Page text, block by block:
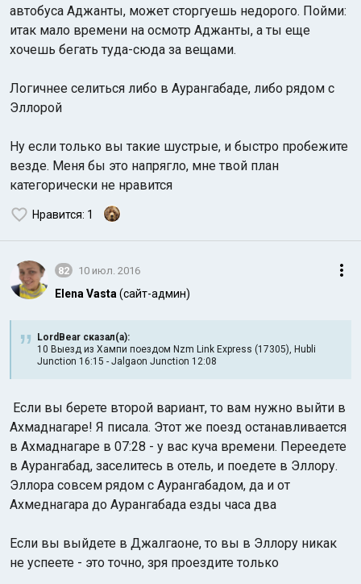
автобуса Аджанты, может сторгуешь недорого. Пойми:
итак мало времени на осмотр Аджанты, а ты еще
хочешь бегать туда-сюда за вещами.
Логичнее селиться либо в Аурангабаде, либо рядом с
Эллорой
Ну если только вы такие шустрые, и быстро пробежите
везде. Меня бы это напрягло, мне твой план
категорически не нравится
Нравится: 1
82 10 июл. 2016
Elena Vasta (сайт-админ)
LordBear сказал(а):
10 Выезд из Хампи поездом Nzm Link Express (17305), Hubli
Junction 16:15 - Jalgaon Junction 12:08
Если вы берете второй вариант, то вам нужно выйти в
Ахмаднагаре! Я писала. Этот же поезд останавливается
в Ахмаднагаре в 07:28 - у вас куча времени. Переедете
в Аурангабад, заселитесь в отель, и поедете в Эллору.
Эллора совсем рядом с Аурангабадом, да и от
Ахмеднагара до Аурангабада езды часа два
Если вы выйдете в Джалгаоне, то вы в Эллору никак
не успеете - это точно, зря проездите только